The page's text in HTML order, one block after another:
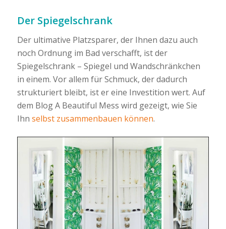
Der Spiegelschrank
Der ultimative Platzsparer, der Ihnen dazu auch
noch Ordnung im Bad verschafft, ist der
Spiegelschrank – Spiegel und Wandschränkchen
in einem. Vor allem für Schmuck, der dadurch
strukturiert bleibt, ist er eine Investition wert. Auf
dem Blog A Beautiful Mess wird gezeigt, wie Sie
Ihn selbst zusammenbauen können.